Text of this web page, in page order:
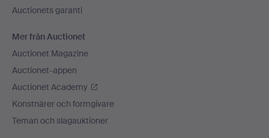
Auctionets garanti
Mer från Auctionet
Auctionet Magazine
Auctionet-appen
Auctionet Academy
Konstnärer och formgivare
Teman och slagauktioner